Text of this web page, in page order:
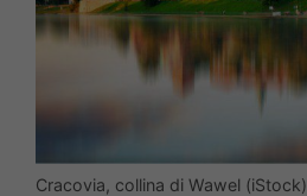
Cracovia, collina di Wawel (iStock)